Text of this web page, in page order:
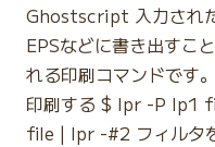
Ghostscript 入力され
EPSなどに書き出すこ
れる印刷コマンドです
印刷する $ lpr -P lp1
file | lpr -#2 フィルタ